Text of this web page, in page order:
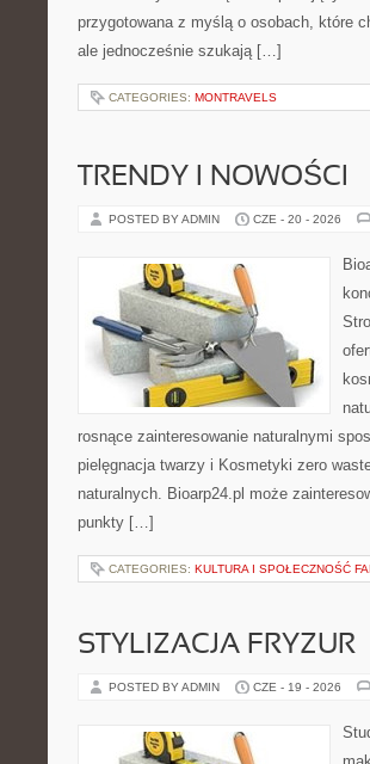
przygotowana z myślą o osobach, które
ale jednocześnie szukają […]
CATEGORIES: MONTRAVELS
TRENDY I NOWOŚCI
POSTED BY ADMIN CZE - 20 - 2026
rosnące zainteresowanie naturalnymi
pielęgnacja twarzy i Kosmetyki zero
naturalnych. Bioarp24.pl może
punkty […]
CATEGORIES: KULTURA I SPOŁECZNOŚĆ
STYLIZACJA FRYZUR
POSTED BY ADMIN CZE - 19 - 2026